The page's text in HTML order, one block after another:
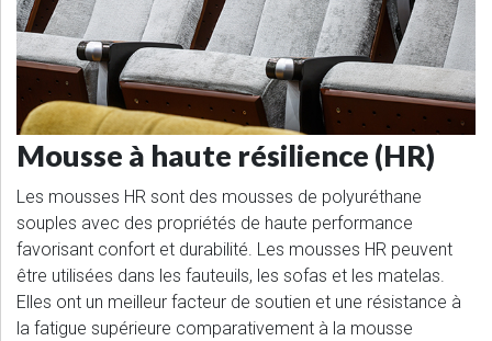
Mousse à haute résilience (HR)
Les mousses HR sont des mousses de polyuréthane
souples avec des propriétés de haute performance
favorisant confort et durabilité. Les mousses HR peuvent
être utilisées dans les fauteuils, les sofas et les matelas.
Elles ont un meilleur facteur de soutien et une résistance à
la fatigue supérieure comparativement à la mousse